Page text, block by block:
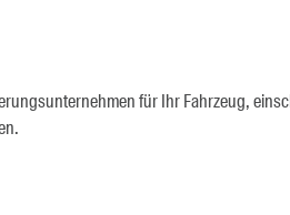
für Ihr Fahrzeug,